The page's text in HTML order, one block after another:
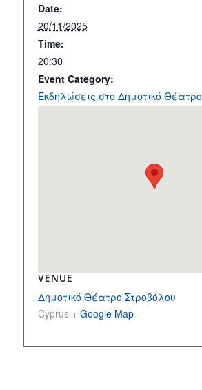
Date:
20/11/2025
Time:
20:30
Event Category:
Εκδηλώσεις στο Δημοτικό Θέατρο
VENUE
Δημοτικό Θέατρο Στροβόλου
Cyprus + Google Map